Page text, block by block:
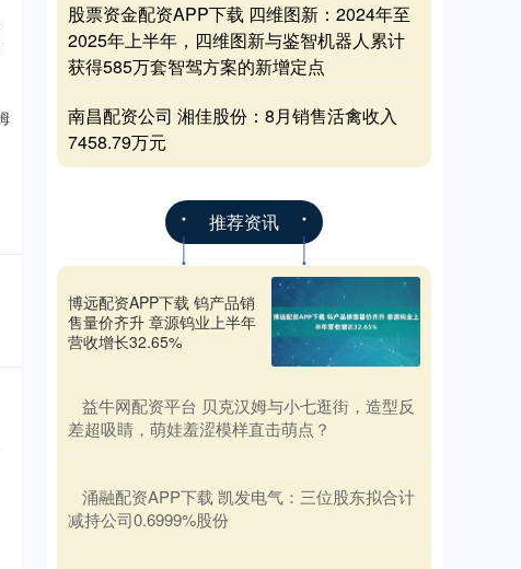
股票资金配资APP下载 四维图新：2024年至
2025年上半年，四维图新与鉴智机器人累计
获得585万套智驾方案的新增定点
南昌配资公司 湘佳股份：8月销售活禽收入
7458.79万元
推荐资讯
博远配资APP下载 钨产品销
售量价齐升 章源钨业上半年
营收增长32.65%
​益牛网配资平台 贝克汉姆与小七逛街，造型反
差超吸睛，萌娃羞涩模样直击萌点？
​涌融配资APP下载 凯发电气：三位股东拟合计
减持公司0.6999%股份